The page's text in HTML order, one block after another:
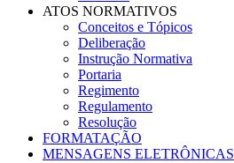
ATOS NORMATIVOS
Conceitos e Tópicos
Deliberação
Instrução Normativa
Portaria
Regimento
Regulamento
Resolução
FORMATAÇÃO
MENSAGENS ELETRÔNICAS